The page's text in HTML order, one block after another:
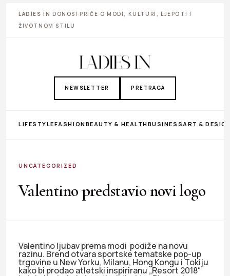
LADIES IN DONOSI PRIČE O MODI, KULTURI, LJEPOTI I
ŽIVOTNOM STILU
NEWSLETTER PRETRAGA
LIFESTYLEFASHIONBEAUTY & HEALTHBUSINESS ART &
UNCATEGORIZED
Valentino predstavio novi logo
Valentino ljubav prema modi podiže na novu
razinu. Brend otvara sportske tematske pop-up
trgovine u New Yorku, Milanu, Hong Kongu i Tokiju
kako bi prodao atletski inspiriranu „Resort 2018“